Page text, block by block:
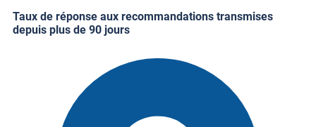
Taux de réponse aux recommandations transmises
depuis plus de 90 jours